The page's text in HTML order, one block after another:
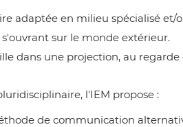
adaptée en milieu spécialisé et/
sur le monde extérieur.
dans une projection, au
l'IEM propose :
de communication